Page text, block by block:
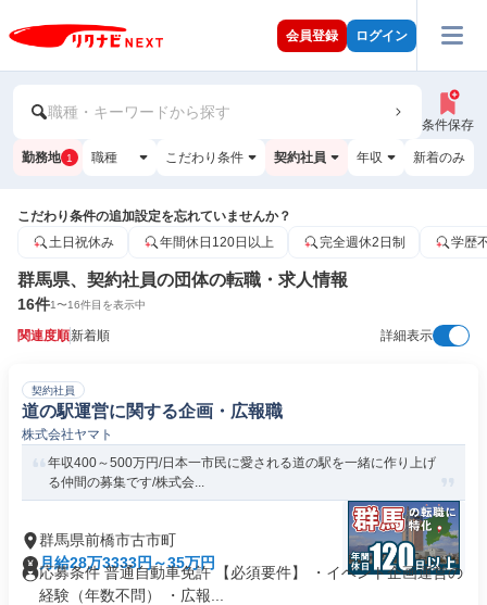
会員登録 ログイン
職種・キーワードから探す
条件保存
勤務地 1 職種 こだわり条件 契約社員 年収 新着のみ
こだわり条件の追加設定を忘れていませんか？
土日祝休み
年間休日120日以上 完全週休2日制 学歴
群馬県、契約社員の団体の転職・求人情報
16件1〜16件目を表示中
関連度順新着順 詳細表示
契約社員
道の駅運営に関する企画・広報職
株式会社ヤマト
年収400～500万円/日本一市民に愛される道の駅を一緒に作り上げ
る仲間の募集です/株式会...
群馬県前橋市古市町
月給28万3333円～35万円
応募条件 普通自動車免許 【必須要件】 ・イベント企画運営の
経験（年数不問） ・広報...